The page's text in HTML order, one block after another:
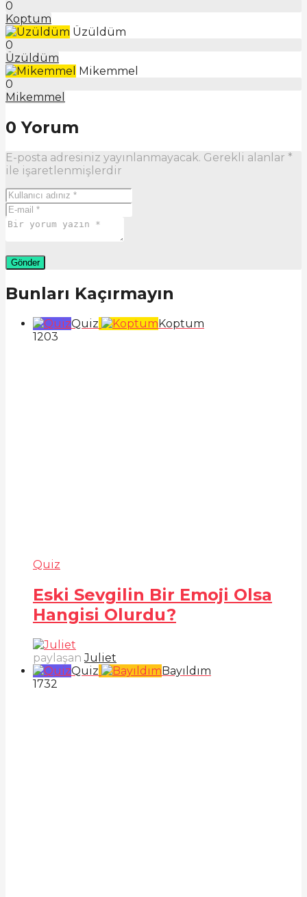
0
Koptum
Üzüldüm
0
Üzüldüm
Mikemmel
0
Mikemmel
0 Yorum
E-posta adresiniz yayınlanmayacak. Gerekli alanlar *
ile işaretlenmişlerdir
Bunları Kaçırmayın
Quiz
Koptum
1203
Quiz
Eski Sevgilin Bir Emoji Olsa
Hangisi Olurdu?
paylaşan Juliet
Quiz
Bayıldım
1732